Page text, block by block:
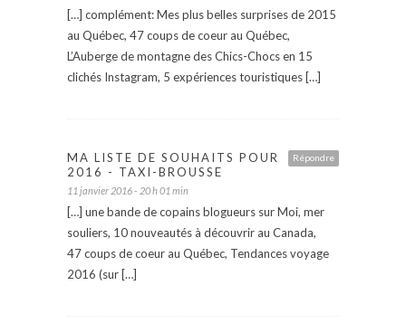
[…] complément: Mes plus belles surprises de 2015
au Québec, 47 coups de coeur au Québec,
L’Auberge de montagne des Chics-Chocs en 15
clichés Instagram, 5 expériences touristiques […]
Répondre
MA LISTE DE SOUHAITS POUR
2016 - TAXI-BROUSSE
11 janvier 2016 - 20 h 01 min
[…] une bande de copains blogueurs sur Moi, mer
souliers, 10 nouveautés à découvrir au Canada,
47 coups de coeur au Québec, Tendances voyage
2016 (sur […]